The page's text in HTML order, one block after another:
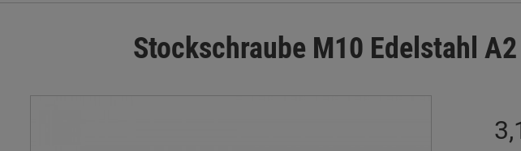
Stockschraube M10 Edelstahl